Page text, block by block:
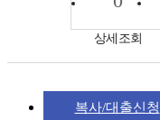
상세조회
복사/대출신청